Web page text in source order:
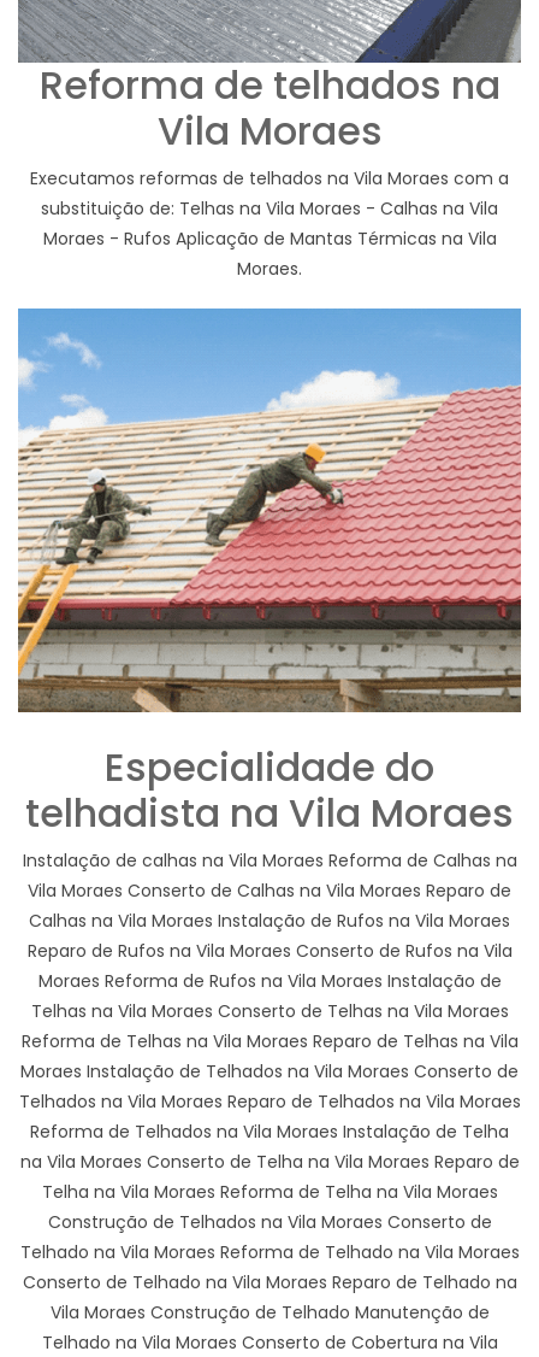
Reforma de telhados na
Vila Moraes
Executamos reformas de telhados na Vila Moraes com a
substituição de: Telhas na Vila Moraes - Calhas na Vila
Moraes - Rufos Aplicação de Mantas Térmicas na Vila
Moraes.
Especialidade do
telhadista na Vila Moraes
Instalação de calhas na Vila Moraes Reforma de Calhas na
Vila Moraes Conserto de Calhas na Vila Moraes Reparo de
Calhas na Vila Moraes Instalação de Rufos na Vila Moraes
Reparo de Rufos na Vila Moraes Conserto de Rufos na Vila
Moraes Reforma de Rufos na Vila Moraes Instalação de
Telhas na Vila Moraes Conserto de Telhas na Vila Moraes
Reforma de Telhas na Vila Moraes Reparo de Telhas na Vila
Moraes Instalação de Telhados na Vila Moraes Conserto de
Telhados na Vila Moraes Reparo de Telhados na Vila Moraes
Reforma de Telhados na Vila Moraes Instalação de Telha
na Vila Moraes Conserto de Telha na Vila Moraes Reparo de
Telha na Vila Moraes Reforma de Telha na Vila Moraes
Construção de Telhados na Vila Moraes Conserto de
Telhado na Vila Moraes Reforma de Telhado na Vila Moraes
Conserto de Telhado na Vila Moraes Reparo de Telhado na
Vila Moraes Construção de Telhado Manutenção de
Telhado na Vila Moraes Conserto de Cobertura na Vila